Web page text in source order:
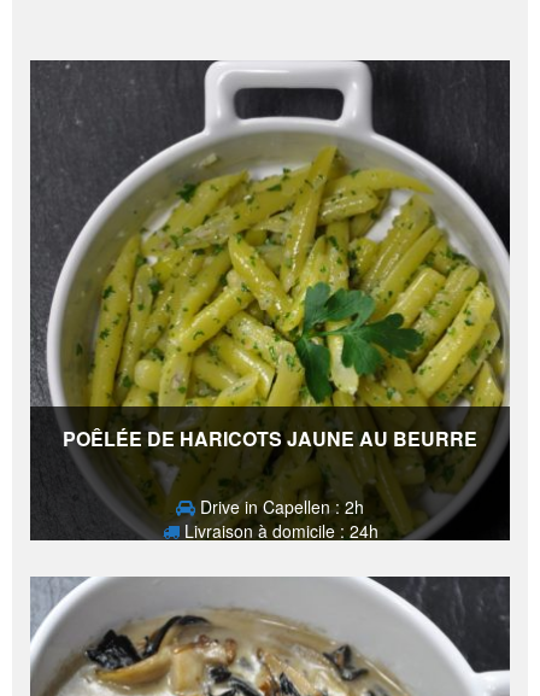
POÊLÉE DE HARICOTS JAUNE AU BEURRE
Drive in Capellen : 2h
Livraison à domicile : 24h
7,50€